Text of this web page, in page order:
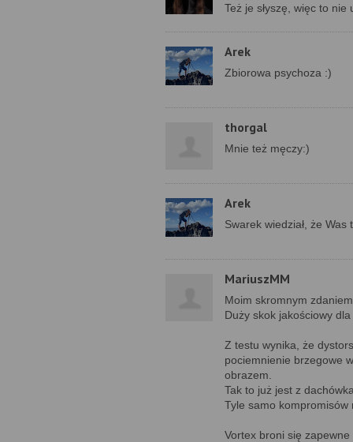
Też je słyszę, więc to
Arek
Zbiorowa psychoza :)
thorgal
Mnie też męczy:)
Arek
Swarek wiedział, że
MariuszMM
Moim skromnym
Duży skok jakościowy
Z testu wynika, że
pociemnienie brzegowe
obrazem.
Tak to już jest z
Tyle samo kompromisów
Vortex broni się